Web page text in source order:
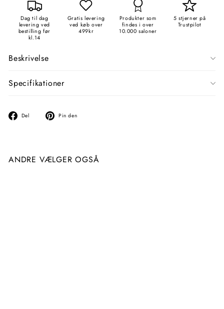
Dag til dag
levering ved
bestilling før
kl.14
Gratis levering
ved køb over
499kr
Produkter som
findes i over
10.000 saloner
5 stjerner på
Trustpilot
Beskrivelse
Specifikationer
Del
Del
Pin den
ANDRE VÆLGER OGSÅ